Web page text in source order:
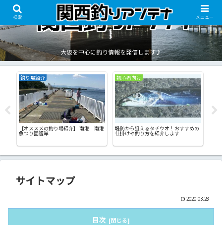
大阪を中心に釣り情報を発信します♪
釣り場紹介
【オススメの釣り場紹介】 南港 南港
魚つり園護岸
初心者向け
堤防から狙えるタチウオ！おすすめの
仕掛けや釣り方を紹介します
サイトマップ
2020.03.28
目次
検索 メニュー